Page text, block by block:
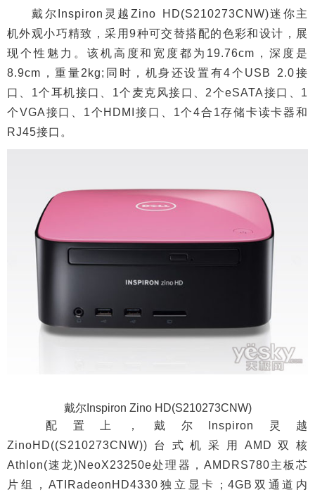
戴尔Inspiron灵越Zino HD(S210273CNW)迷你主
机外观小巧精致，采用9种可交替搭配的色彩和设计，展
现个性魅力。该机高度和宽度都为19.76cm，深度是
8.9cm，重量2kg;同时，机身还设置有4个USB 2.0接
口、1个耳机接口、1个麦克风接口、2个eSATA接口、1
个VGA接口、1个HDMI接口、1个4合1存储卡读卡器和
RJ45接口。
戴尔Inspiron Zino HD(S210273CNW)
配置上，戴尔Inspiron灵越
ZinoHD((S210273CNW))台式机采用AMD双核
Athlon(速龙)NeoX23250e处理器，AMDRS780主板芯
片组，ATIRadeonHD4330独立显卡；4GB双通道内